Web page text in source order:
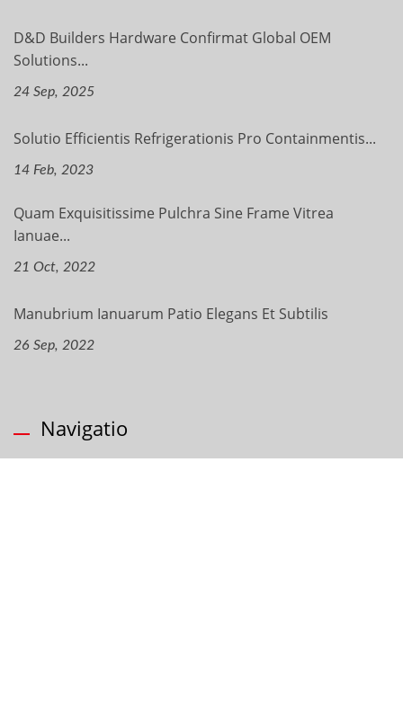
D&D Builders Hardware Confirmat Global OEM
Solutions...
24 Sep, 2025
Solutio Efficientis Refrigerationis Pro Containmentis...
14 Feb, 2023
Quam Exquisitissime Pulchra Sine Frame Vitrea
Ianuae...
21 Oct, 2022
Manubrium Ianuarum Patio Elegans Et Subtilis
26 Sep, 2022
Navigatio